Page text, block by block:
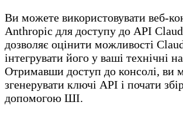
Ви можете використовувати веб-
Anthropic для доступу до API
дозволяє оцінити можливості
інтегрувати його у ваші технічні
Отримавши доступ до консолі, ви
згенерувати ключі API і почати
допомогою ШІ.